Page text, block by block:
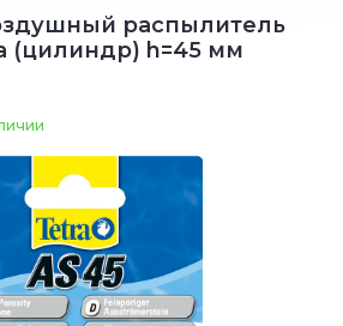
распылитель
(цилиндр) h=45 мм